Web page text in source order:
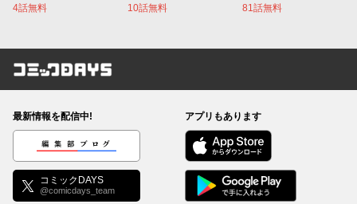
4話無料 10話無料 81話無料
コミックDAYS
最新情報を配信中!
編集部ブログ
コミックDAYS
@comicdays_team
アプリもあります